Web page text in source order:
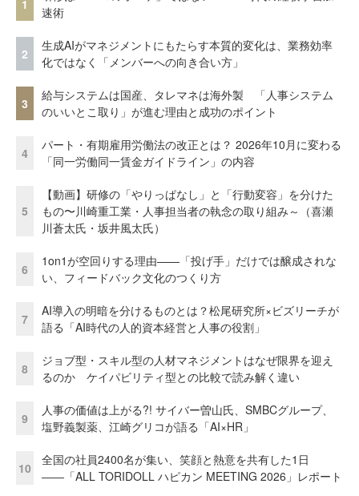
1
速術
2
生成AIがマネジメントにもたらす本質的変化は、業務効率
化ではなく「メンバーへの向き合い方」
3
給与システムは国産、タレマネは海外製 「人事システム
のいいとこ取り」が進む理由と成功のポイント
4
パート・有期雇用労働法の改正とは？ 2026年10月に変わる
「同一労働同一賃金ガイドライン」の内容
5
【動画】研修の「やりっぱなし」と「行動変容」を分けた
もの〜川崎重工業・人事担当者の執念の取り組み～（喜瀬
川蒼太氏・坂井風太氏）
6
1on1が空回りする理由——「投げ手」だけでは醸成されな
い、フィードバック文化のつくり方
7
AI導入の明暗を分けるものとは？松尾研究所×ビズリーチが
語る「AI時代の人的資本経営と人事の役割」
8
ジョブ型・スキル型の人材マネジメントはなぜ限界を迎え
るのか ケイパビリティ型との比較で読み解く違い
9
人事の価値は上がる?! サイバー曽山氏、SMBCグループ、
塩野義製薬、江崎グリコが語る「AI×HR」
10
全国の社員2400名が集い、笑顔と熱意を共有した1日
――「ALL TORIDOLL ハピカン MEETING 2026」レポート